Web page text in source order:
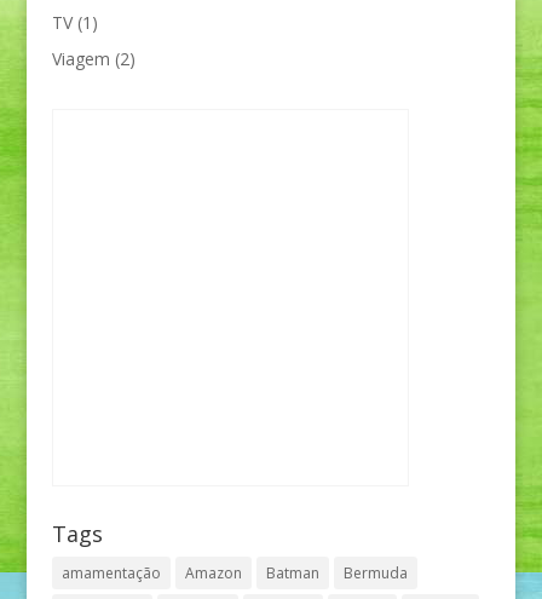
TV(1)
Viagem (2)
Tags
amamentação Amazon Batman
Bermuda